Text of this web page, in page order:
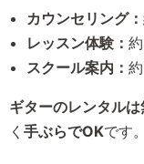
カウンセリング：
レッスン体験：
スクール案内：
ギターのレンタルは
く 手ぶらでOKです。